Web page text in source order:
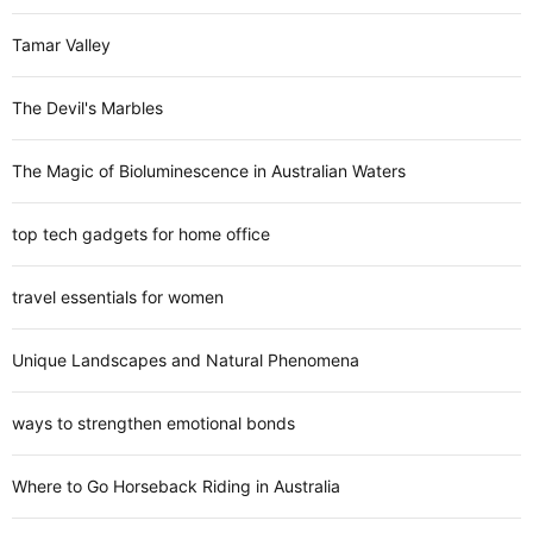
Tamar Valley
The Devil's Marbles
The Magic of Bioluminescence in Australian Waters
top tech gadgets for home office
travel essentials for women
Unique Landscapes and Natural Phenomena
ways to strengthen emotional bonds
Where to Go Horseback Riding in Australia